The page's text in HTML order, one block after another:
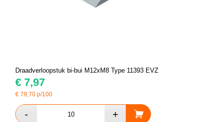
Draadverloopstuk bi-bui M12xM8 Type 11393 EVZ
€ 7,97
€79,70 p/100